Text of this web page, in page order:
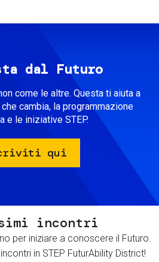
dal Futuro
come le altre. Questa ti aiuta a
cambia, la programmazione
e le iniziative STEP.
qui
incontri
per iniziare a conoscere il Futuro.
in STEP FuturAbility District!